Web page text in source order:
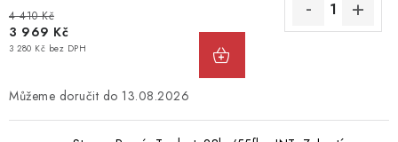
4 410 Kč
3 969 Kč
3 280 Kč bez DPH
13.08.2026